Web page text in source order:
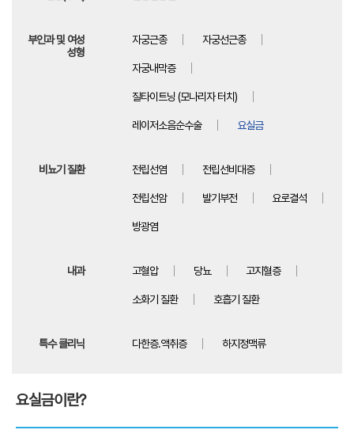
부인과 및 여성
성형
자궁근종 자궁선근종
자궁내막증
질타이트닝 (모나리자 터치)
레이저소음순수술 요실금
비뇨기 질환 전립선염 전립선비대증
전립선암 발기부전 요로결석
방광염
내과 고혈압 당뇨 고지혈증
소화기 질환 호흡기 질환
특수 클리닉 다한증.액취증 하지정맥류
요실금이란?